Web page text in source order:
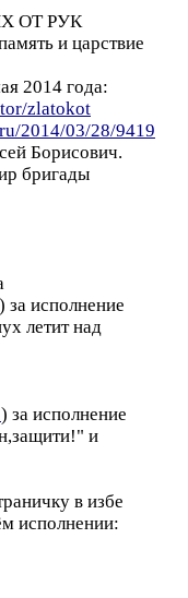
ОТ РУК
и царствие
2014 года:
zlatokot
2014/03/28/9419
Борисович.
бригады
) за исполнение
летит над
) за исполнение
и
в избе
исполнении: